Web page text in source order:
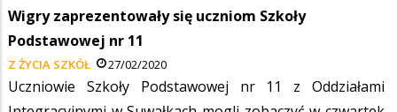
Wigry zaprezentowały się uczniom Szkoły
Podstawowej nr 11
Z ŻYCIA SZKÓŁ 27/02/2020
Uczniowie Szkoły Podstawowej nr 11 z Oddziałami